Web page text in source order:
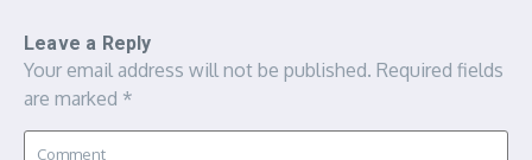
Leave a Reply
Your email address will not be published. Required fields
are marked *